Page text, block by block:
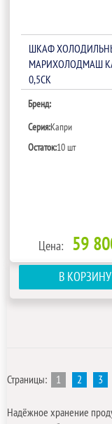
ШКАФ
МАРИХОЛОДМАШ
0,5СК
Бренд:
Серия:Капри
Остаток:10 шт
Цена: 59
В КОРЗИНУ
Страницы: 1 2 3
Надёжное хранение